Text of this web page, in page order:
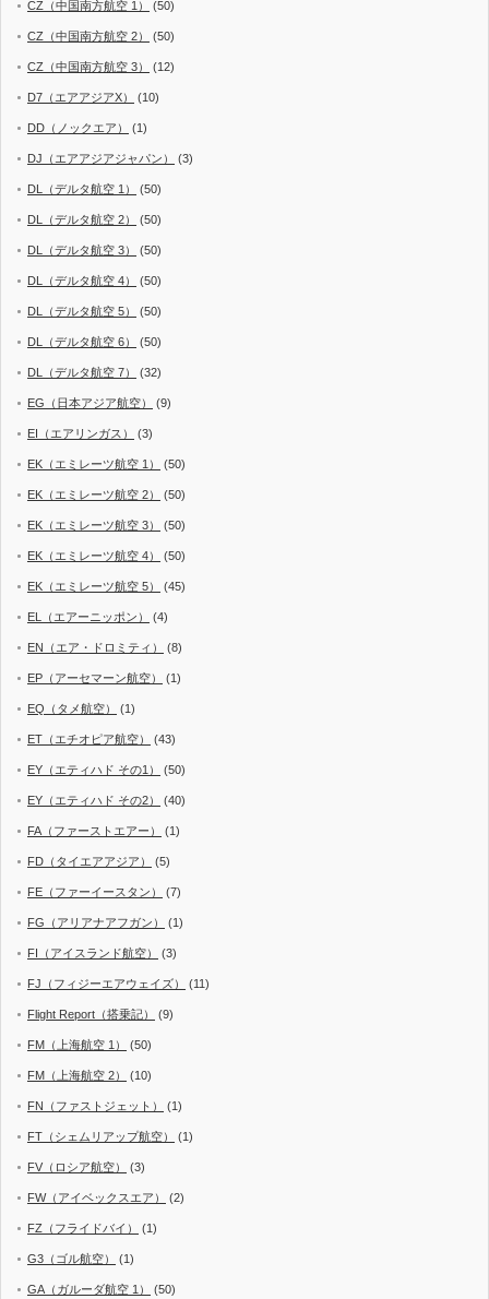
CZ（中国南方航空 1） (50)
CZ（中国南方航空 2） (50)
CZ（中国南方航空 3） (12)
D7（エアアジアX） (10)
DD（ノックエア） (1)
DJ（エアアジアジャパン） (3)
DL（デルタ航空 1） (50)
DL（デルタ航空 2） (50)
DL（デルタ航空 3） (50)
DL（デルタ航空 4） (50)
DL（デルタ航空 5） (50)
DL（デルタ航空 6） (50)
DL（デルタ航空 7） (32)
EG（日本アジア航空） (9)
EI（エアリンガス） (3)
EK（エミレーツ航空 1） (50)
EK（エミレーツ航空 2） (50)
EK（エミレーツ航空 3） (50)
EK（エミレーツ航空 4） (50)
EK（エミレーツ航空 5） (45)
EL（エアーニッポン） (4)
EN（エア・ドロミティ） (8)
EP（アーセマーン航空） (1)
EQ（タメ航空） (1)
ET（エチオピア航空） (43)
EY（エティハド その1） (50)
EY（エティハド その2） (40)
FA（ファーストエアー） (1)
FD（タイエアアジア） (5)
FE（ファーイースタン） (7)
FG（アリアナアフガン） (1)
FI（アイスランド航空） (3)
FJ（フィジーエアウェイズ） (11)
Flight Report（搭乗記） (9)
FM（上海航空 1） (50)
FM（上海航空 2） (10)
FN（ファストジェット） (1)
FT（シェムリアップ航空） (1)
FV（ロシア航空） (3)
FW（アイベックスエア） (2)
FZ（フライドバイ） (1)
G3（ゴル航空） (1)
GA（ガルーダ航空 1） (50)